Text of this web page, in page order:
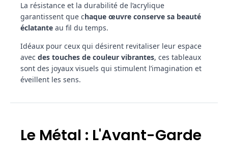
La résistance et la durabilité de l’acrylique
garantissent que chaque œuvre conserve sa beauté
éclatante au fil du temps.
Idéaux pour ceux qui désirent revitaliser leur espace
avec des touches de couleur vibrantes, ces tableaux
sont des joyaux visuels qui stimulent l’imagination et
éveillent les sens.
Le Métal : L'Avant-Garde